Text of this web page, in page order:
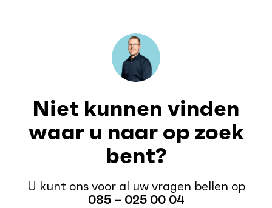
Niet kunnen vinden
waar u naar op zoek
bent?
U kunt ons voor al uw vragen bellen op
085 – 025 00 04